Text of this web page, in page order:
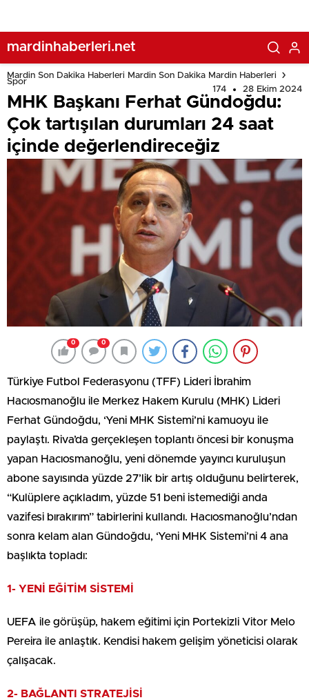
mardinhaberleri.net
Mardin Son Dakika Haberleri Mardin Son Dakika Mardin Haberleri
Spor
174
28 Ekim 2024
MHK Başkanı Ferhat Gündoğdu:
Çok tartışılan durumları 24 saat
içinde değerlendireceğiz
0 0
Türkiye Futbol Federasyonu (TFF) Lideri İbrahim
Hacıosmanoğlu ile Merkez Hakem Kurulu (MHK) Lideri
Ferhat Gündoğdu, ‘Yeni MHK Sistemi’ni kamuoyu ile
paylaştı. Riva’da gerçekleşen toplantı öncesi bir konuşma
yapan Hacıosmanoğlu, yeni dönemde yayıncı kuruluşun
abone sayısında yüzde 27’lik bir artış olduğunu belirterek,
“Kulüplere açıkladım, yüzde 51 beni istemediği anda
vazifesi bırakırım” tabirlerini kullandı. Hacıosmanoğlu’ndan
sonra kelam alan Gündoğdu, ‘Yeni MHK Sistemi’ni 4 ana
başlıkta topladı:
1- YENİ EĞİTİM SİSTEMİ
UEFA ile görüşüp, hakem eğitimi için Portekizli Vitor Melo
Pereira ile anlaştık. Kendisi hakem gelişim yöneticisi olarak
çalışacak.
2- BAĞLANTI STRATEJİSİ